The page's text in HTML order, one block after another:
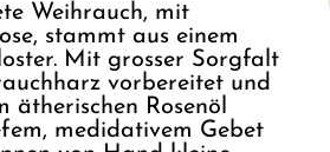
Weihrauch, mit
stammt aus einem
Mit grosser Sorgfalt
vorbereitet und
ätherischen Rosenöl
medidativem Gebet